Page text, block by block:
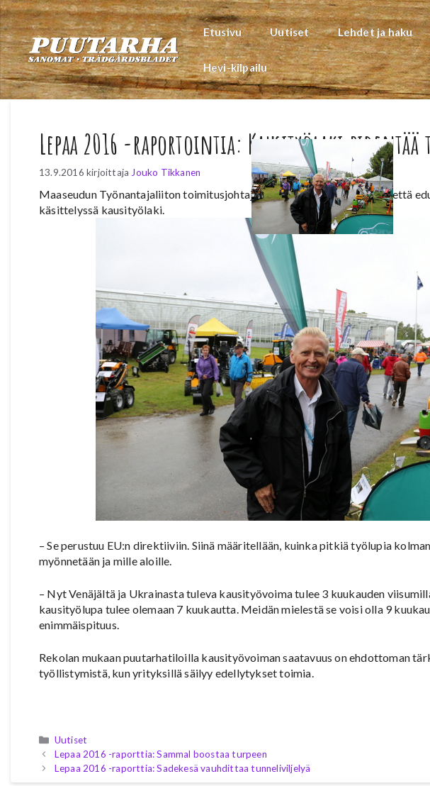
Siirry
sisältöön
Etusivu Uutiset Lehdet ja haku
Hevi-kilpailu
Lepaa 2016 -raportointia: Kausityölaki pidentää
13.9.2016 kirjoittaja Jouko Tikkanen
Maaseudun Työnantajaliiton toimitusjohtajaVeli-Matti Rekolakertoi, että
käsittelyssä kausityölaki.
– Se perustuu EU:n direktiiviin. Siinä määritellään, kuinka pitkiä työlupia
myönnetään ja mille aloille.
– Nyt Venäjältä ja Ukrainasta tuleva kausityövoima tulee 3 kuukauden
kausityölupa tulee olemaan 7 kuukautta. Meidän mielestä se voisi olla 9
enimmäispituus.
Rekolan mukaan puutarhatiloilla kausityövoiman saatavuus on ehdottoman
työllistymistä, kun yrityksillä säilyy edellytykset toimia.
Kategoriat
Uutiset
Lepaa 2016 -raporttia: Sammal boostaa turpeen
Lepaa 2016 -raporttia: Sadekesä vauhdittaa tunneliviljelyä